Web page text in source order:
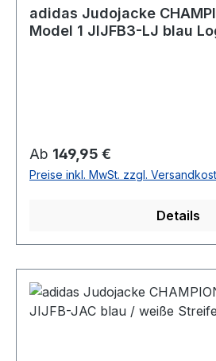
adidas Judojacke
Model 1 JIJFB3-LJ blau
Regulärer Preis:
Ab 149,95 €
Preise inkl. MwSt. zzgl.
Details